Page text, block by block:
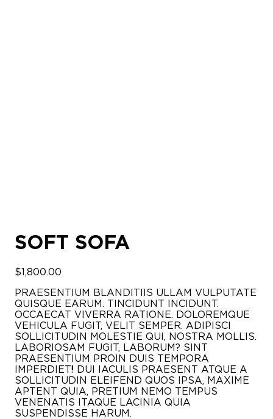
SOFT SOFA
$1,800.00
PRAESENTIUM BLANDITIIS ULLAM VULPUTATE
QUISQUE EARUM. TINCIDUNT INCIDUNT.
OCCAECAT VIVERRA RATIONE. DOLOREMQUE
VEHICULA FUGIT, VELIT SEMPER. ADIPISCI
SOLLICITUDIN MOLESTIE QUI, NOSTRA MOLLIS.
LABORIOSAM FUGIT, LABORUM? SINT
PRAESENTIUM PROIN DUIS TEMPORA
IMPERDIET! DUI IACULIS PRAESENT ATQUE A
SOLLICITUDIN ELEIFEND QUOS IPSA, MAXIME
APTENT QUIA, PRETIUM NEMO TEMPUS
VENENATIS ITAQUE LACINIA QUIA
SUSPENDISSE HARUM.